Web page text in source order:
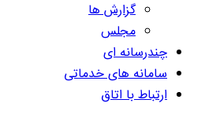
گزارش ها
مجلس
چندرسانه ای
سامانه های خدماتی
ارتباط با اتاق